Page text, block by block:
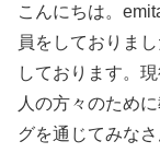
こんにちは。
員をしておりま
しております。
人の方々のため
グを通じてみな